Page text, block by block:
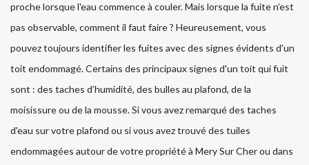
proche lorsque l'eau commence à couler. Mais lorsque la fuite n’est
pas observable, comment il faut faire ? Heureusement, vous
pouvez toujours identifier les fuites avec des signes évidents d'un
toit endommagé. Certains des principaux signes d'un toit qui fuit
sont : des taches d’humidité, des bulles au plafond, de la
moisissure ou de la mousse. Si vous avez remarqué des taches
d'eau sur votre plafond ou si vous avez trouvé des tuiles
endommagées autour de votre propriété à Mery Sur Cher ou dans